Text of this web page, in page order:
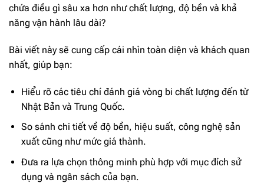
chứa điều gì sâu xa hơn như chất lượng, độ bền và khả
năng vận hành lâu dài?
Bài viết này sẽ cung cấp cái nhìn toàn diện và khách quan
nhất, giúp bạn:
Hiểu rõ các tiêu chí đánh giá vòng bi chất lượng đến từ
Nhật Bản và Trung Quốc.
So sánh chi tiết về độ bền, hiệu suất, công nghệ sản
xuất cũng như mức giá thành.
Đưa ra lựa chọn thông minh phù hợp với mục đích sử
dụng và ngân sách của bạn.